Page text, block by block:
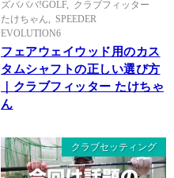
ズバババ!GOLF, クラブフィッター
たけちゃん
SPEEDER
EVOLUTION6
フェアウェイウッド用のカス
タムシャフトの正しい選び方
｜クラブフィッター たけちゃ
ん
クラブセッティング